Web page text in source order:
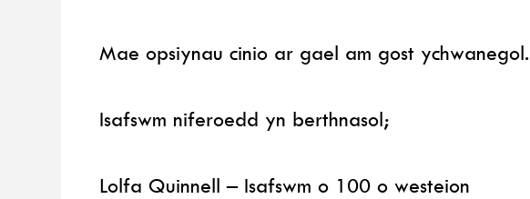
Mae opsiynau cinio ar gael am gost ychwanegol.
Isafswm niferoedd yn berthnasol;
Lolfa Quinnell – Isafswm o 100 o westeion